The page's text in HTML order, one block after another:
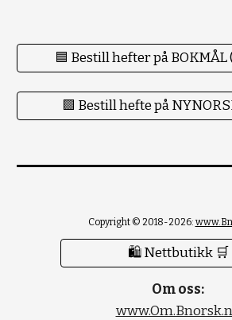
🟦 Bestill hefter på BOKMÅL
🟪 Bestill hefte på
Copyright © 2018-2026:
🛍 Nettbutikk 🛒
Om oss: